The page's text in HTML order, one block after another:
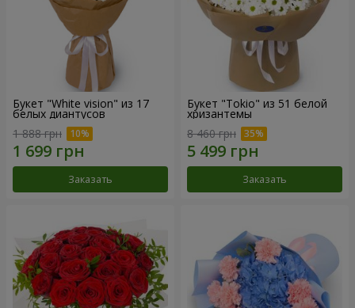
Букет "White vision" из 17
белых диантусов
1 888 грн
Заказать
Букет "Tokio" из 51 белой
хризантемы
8 460 грн
Заказать